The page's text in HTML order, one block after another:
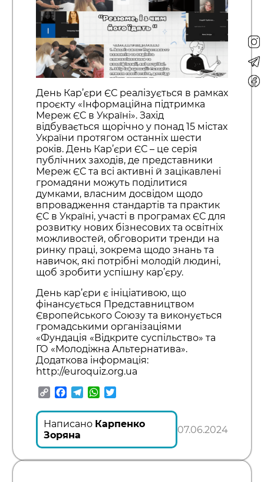
День Кар’єри ЄС реалізується в рамках
проєкту «Інформаційна підтримка
Мереж ЄС в Україні». Захід
відбувається щорічно у понад 15 містах
України протягом останніх шести
років. День Кар’єри ЄС – це серія
публічних заходів, де представники
Мереж ЄС та всі активні й зацікавлені
громадяни можуть поділитися
думками, власним досвідом щодо
впровадження стандартів та практик
ЄС в Україні, участі в програмах ЄС для
розвитку нових бізнесових та освітніх
можливостей, обговорити тренди на
ринку праці, зокрема щодо знань та
навичок, які потрібні молодій людині,
щоб зробити успішну кар’єру.
День кар’єри є ініціативою, що
фінансується Представництвом
Європейського Союзу та виконується
громадськими організаціями
«Фундація «Відкрите суспільство» та
ГО «Молодіжна Альтернатива».
Додаткова інформація:
http://euroquiz.org.ua
CopyFacebook
TelegramWhatsApp
Написано Карпенко
Зоряна
07.06.2024